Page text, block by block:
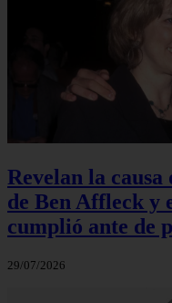
Revelan la
de Ben Affleck y
cumplió ante de
29/07/2026